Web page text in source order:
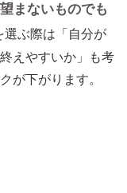
まないものでも
選ぶ際は「自分が
えやすいか」も考
が下がります。